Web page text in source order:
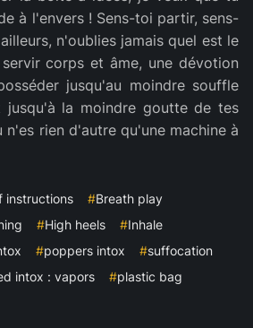
à l'envers ! Sens-toi partir, sens-
n'oublies jamais quel est le
corps et âme, une dévotion
jusqu'au moindre souffle
jusqu'à la moindre goutte de tes
n'es rien d'autre qu'une machine à
instructions #Breath play
#High heels #Inhale
#poppers intox #suffocation
intox : vapors #plastic bag